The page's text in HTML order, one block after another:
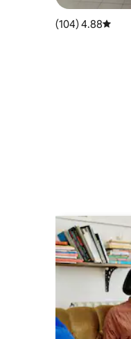
דירוג ממוצע של 4.88 מתוך 5, 104 ביקורות
4.88 (104)